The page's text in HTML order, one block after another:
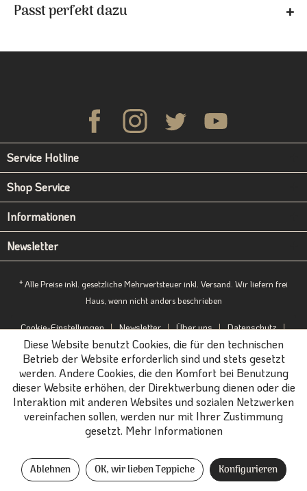
Passt perfekt dazu
Service Hotline
Shop Service
Informationen
Newsletter
* Alle Preise inkl. gesetzliche Mehrwertsteuer inkl. Versand. Wir liefern frei
Haus, wenn nicht anders beschrieben
Cookie-Einstellungen Newsletter Über uns
Datenschutz
Impressum
B2B-Portal
Diese Website benutzt Cookies, die für den technischen
Betrieb der Website erforderlich sind und stets gesetzt
werden. Andere Cookies, die den Komfort bei Benutzung
dieser Website erhöhen, der Direktwerbung dienen oder die
Interaktion mit anderen Websites und sozialen Netzwerken
vereinfachen sollen, werden nur mit Ihrer Zustimmung
gesetzt. Mehr Informationen
Ablehnen OK, wir lieben Teppiche Konfigurieren